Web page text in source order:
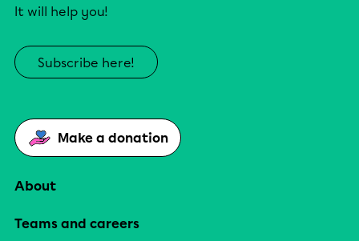
It will help you!
Subscribe here!
Make a donation
About
Teams and careers